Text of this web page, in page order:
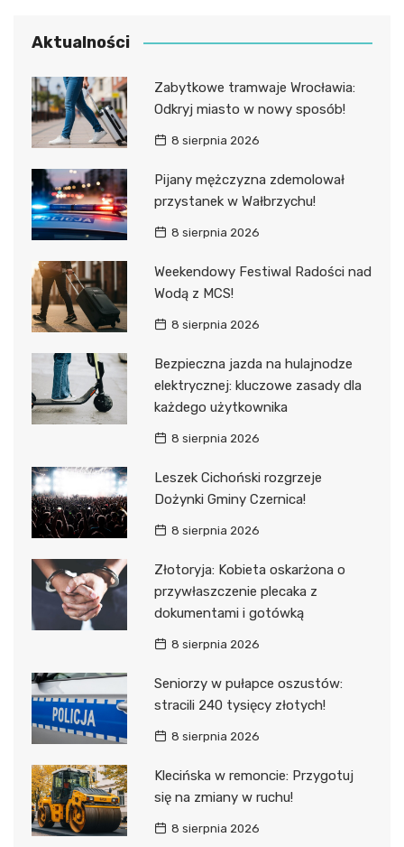
Aktualności
Zabytkowe tramwaje Wrocławia:
Odkryj miasto w nowy sposób!
8 sierpnia 2026
Pijany mężczyzna zdemolował
przystanek w Wałbrzychu!
8 sierpnia 2026
Weekendowy Festiwal Radości nad
Wodą z MCS!
8 sierpnia 2026
Bezpieczna jazda na hulajnodze
elektrycznej: kluczowe zasady dla
każdego użytkownika
8 sierpnia 2026
Leszek Cichoński rozgrzeje
Dożynki Gminy Czernica!
8 sierpnia 2026
Złotoryja: Kobieta oskarżona o
przywłaszczenie plecaka z
dokumentami i gotówką
8 sierpnia 2026
Seniorzy w pułapce oszustów:
stracili 240 tysięcy złotych!
8 sierpnia 2026
Klecińska w remoncie: Przygotuj
się na zmiany w ruchu!
8 sierpnia 2026